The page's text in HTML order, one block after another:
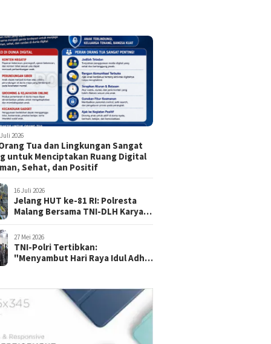
2026
Tua dan Lingkungan Sangat
untuk Menciptakan Ruang Digital
Sehat, dan Positif
16 Juli 2026
Jelang HUT ke-81 RI: Polresta
Malang Bersama TNI-DLH Karya
Penghormatan Kepada Pahlawan
27 Mei 2026
TNI-Polri Tertibkan:
"Menyambut Hari Raya Idul Adha